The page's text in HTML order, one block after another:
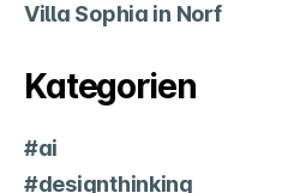
Villa Sophia in Norf
Kategorien
#ai
#designthinking